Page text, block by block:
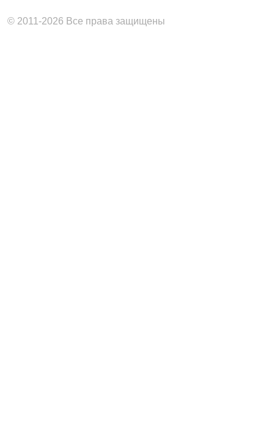
© 2011-2026 Все права защищены